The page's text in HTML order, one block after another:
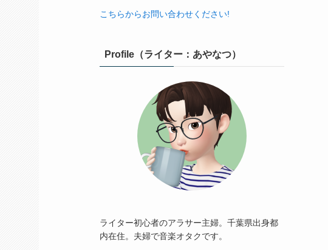
こちらからお問い合わせください!
Profile（ライター：あやなつ）
ライター初心者のアラサー主婦。千葉県出身都
内在住。夫婦で音楽オタクです。